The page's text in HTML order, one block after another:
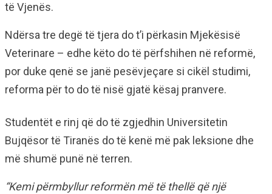
të Vjenës.
Ndërsa tre degë të tjera do t’i përkasin Mjekësisë
Veterinare – edhe këto do të përfshihen në reformë,
por duke qenë se janë pesëvjeçare si cikël studimi,
reforma për to do të nisë gjatë kësaj pranvere.
Studentët e rinj që do të zgjedhin Universitetin
Bujqësor të Tiranës do të kenë më pak leksione dhe
më shumë punë në terren.
“Kemi përmbyllur reformën më të thellë që një